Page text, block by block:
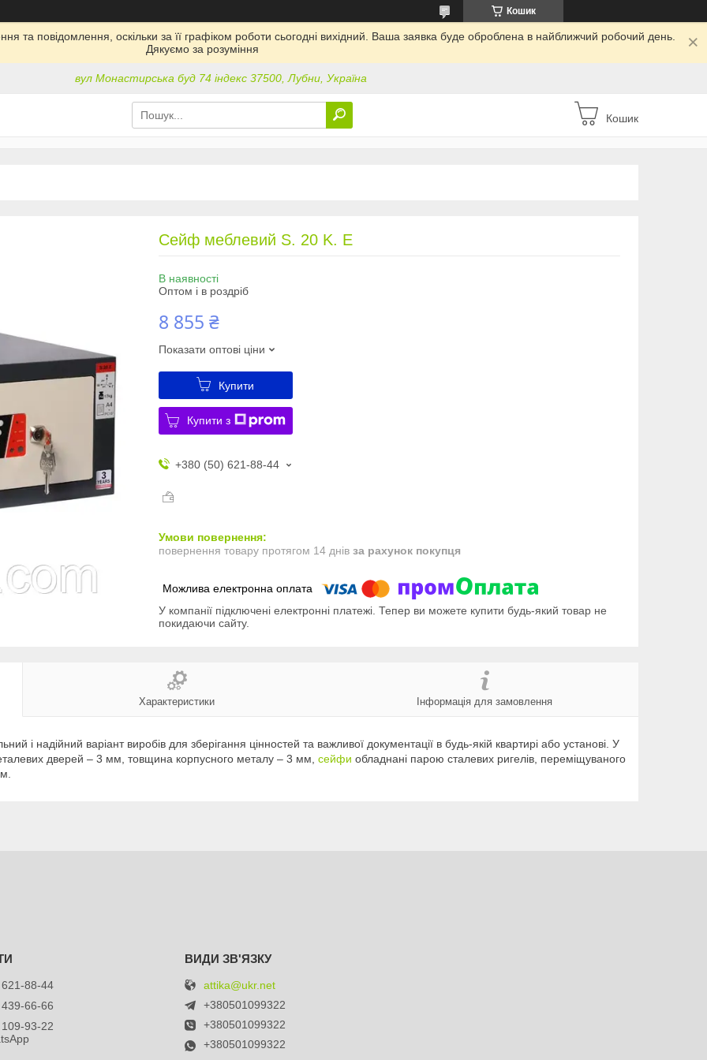
Кошик
та повідомлення, оскільки за її графіком роботи сьогодні вихідний. Ваша заявка буде оброблена в найближчий робочий день.
Дякуємо за розуміння
вул Монастирська буд 74 індекс 37500, Лубни, Україна
Кошик
Сейф меблевий S. 20 K. Е
В наявності
Оптом і в роздріб
8 855 ₴
Показати оптові ціни
Купити
Купити з
+380 (50) 621-88-44
повернення товару протягом 14 днів за рахунок покупця
У компанії підключені електронні платежі. Тепер ви можете купити будь-який товар не
покидаючи сайту.
Характеристики Інформація для замовлення
і надійний варіант виробів для зберігання цінностей та важливої документації в будь-якій квартирі або установі. У
дверей – 3 мм, товщина корпусного металу – 3 мм, сейфи обладнані парою сталевих ригелів, переміщуваного
88-44
66-66
93-22
attika@ukr.net
+380501099322
+380501099322
+380501099322